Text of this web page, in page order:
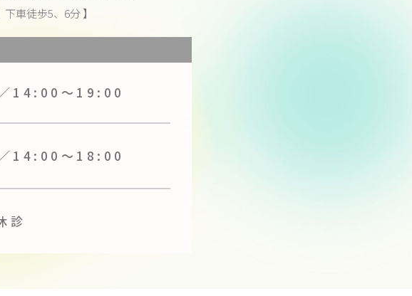
下車徒歩5、6分 】
14:00〜19:00
14:00〜18:00
診